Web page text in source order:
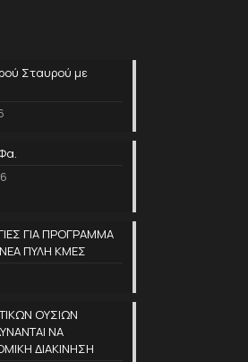
Σταυρού με
ΓΙΑ ΠΡΟΓΡΑΜΜΑ
ΠΥΛΗ ΚΜΕΣ
ΟΥΣΙΩΝ
ΝΑ
ΔΙΑΚΙΝΗΣΗ